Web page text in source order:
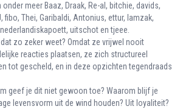
onder meer Baaz, Draak, Re-al, bitchie, davids,
fibo, Thei, Garibaldi, Antonius, ettur, lamzak,
uitschot en tjeee.
dat zo zeker weet? Omdat ze vrijwel nooit
reacties plaatsen, ze zich structureel
tot gescheld, en in deze opzichten tegendraads
geef je dit niet gewoon toe? Waarom blijf je
levensvorm uit de wind houden? Uit loyaliteit?